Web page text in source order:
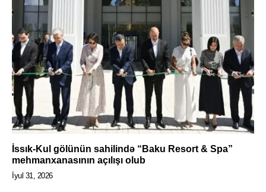
İssık-Kul gölünün sahilində “Baku Resort & Spa”
mehmanxanasının açılışı olub
İyul 31, 2026